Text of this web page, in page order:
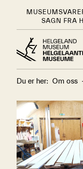
SAGN FRA
Du er her: Om oss